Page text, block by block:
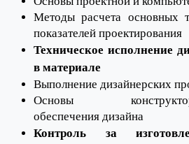
Методы расчета основных
показателей проектирования
Техническое исполнение
в материале
Выполнение дизайнерских
Основы
обеспечения дизайна
Контроль за